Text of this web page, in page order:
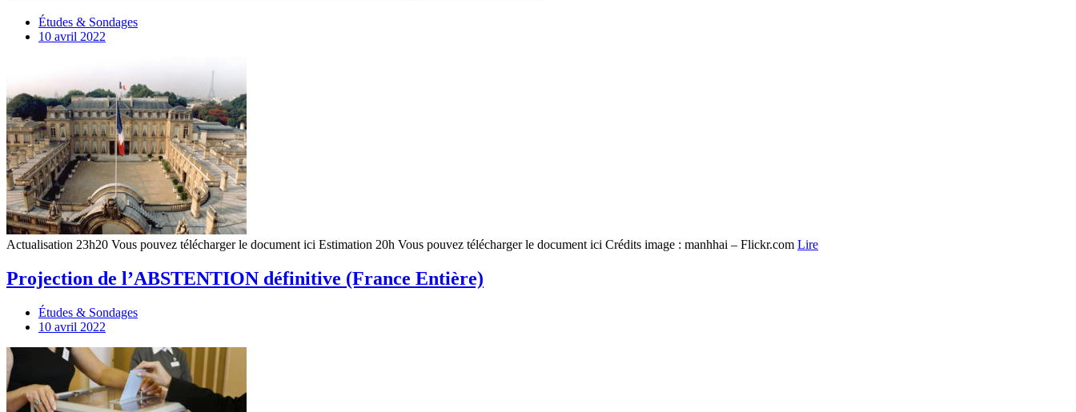
Études & Sondages
10 avril 2022
Actualisation 23h20 Vous pouvez télécharger le document ici Estimation 20h Vous pouvez télécharger le document ici Crédits image : manhhai – Flickr.com Lire
Projection de l’ABSTENTION définitive (France Entière)
Études & Sondages
10 avril 2022